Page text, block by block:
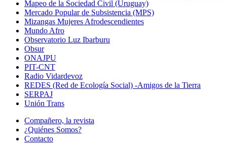
Mapeo de la Sociedad Civil (Uruguay)
Mercado Popular de Subsistencia (MPS)
Mizangas Mujeres Afrodescendientes
Mundo Afro
Observatorio Luz Ibarburu
Obsur
ONAJPU
PIT-CNT
Radio Vidardevoz
REDES (Red de Ecología Social) -Amigos de la Tierra
SERPAJ
Unión Trans
Compañero, la revista
¿Quiénes Somos?
Contacto